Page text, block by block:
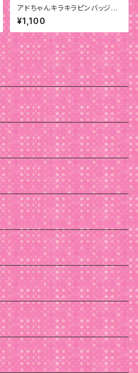
アドちゃんキラキラピンバッジ
「セ・シック」
¥1,100